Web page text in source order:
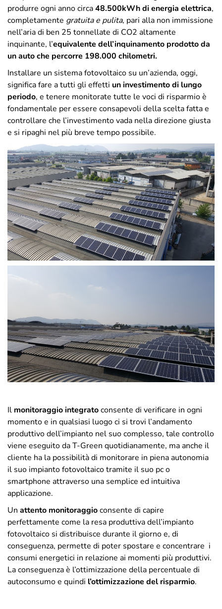
produrre ogni anno circa48.500kWh di energia elettrica,
completamente gratuita e pulita, pari alla non immissione
nell’aria di ben 25 tonnellate di CO2 altamente
inquinante, l’equivalente dell’inquinamento prodotto da
un auto che percorre 198.000 chilometri.
Installare un sistema fotovoltaico su un’azienda, oggi,
significa fare a tutti gli effetti un investimento di lungo
periodo, e tenere monitorate tutte le voci di risparmio è
fondamentale per essere consapevoli della scelta fatta e
controllare che l’investimento vada nella direzione giusta
e si ripaghi nel più breve tempo possibile.
Il monitoraggiointegratoconsente di verificare in ogni
momento e in qualsiasi luogo ci si trovi l’andamento
produttivo dell’impianto nel suo complesso, tale controllo
viene eseguito da T-Green quotidianamente, ma anche il
cliente ha la possibilità di monitorare in piena autonomia
il suo impianto fotovoltaico tramite il suo pc o
smartphone attraverso una semplice ed intuitiva
applicazione.
Un attento monitoraggioconsente di capire
perfettamente come la resa produttiva dell’impianto
fotovoltaico si distribuisce durante il giorno e, di
conseguenza, permette di poter spostare e concentrare i
consumi energetici in relazione ai momenti più produttivi.
La conseguenza è l’ottimizzazione della percentuale di
autoconsumo e quindi l’ottimizzazione del risparmio.